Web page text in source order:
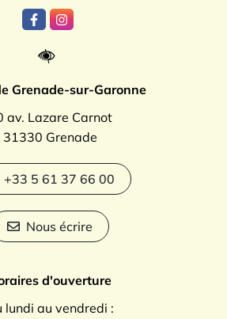
Lien vers le compte Facebook
Lien vers le compte
Grenade-sur-Garonne
av. Lazare Carnot
31330 Grenade
+33 5 61 37 66 00
Nous écrire
d'ouverture
lundi au vendredi :